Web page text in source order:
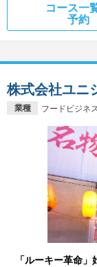
コース一
予約
業種 フードビジネ
株式会社ユニ
「ルーキー革命